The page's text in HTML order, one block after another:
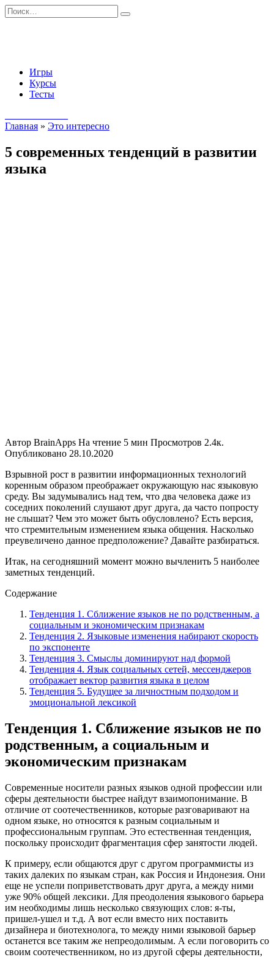
Перейти
к
Search
for:
Игры
Курсы
Тесты
Главная » Это интересно
5 современных тенденций в развитии
языка
Автор BrainApps На чтение 5 мин Просмотров 2.4к.
Опубликовано 28.10.2020
Взрывной рост в развитии информационных технологий
коренным образом преображает окружающую нас языковую
среду. Вы задумывались над тем, что два человека даже из
соседних поколений слушают друг друга, да часто попросту
не слышат? Чем это может быть обусловлено? Есть версия,
что стремительным изменением языка общения. Насколько
преувеличено данное предположение? Давайте разбираться.
Итак, на сегодняшний момент можно вычленить 5 наиболее
заметных тенденций.
Содержание
Тенденция 1. Сближение языков не по родственным, а
социальным и экономическим признакам
Тенденция 2. Языковые изменения набирают скорость
по экспоненте
Тенденция 3. Смыслы доминируют над формой
Тенденция 4. Язык социальных сетей, мессенджеров
отображает вектор развития языка в целом
Тенденция 5. Будущее за личностным подходом и
эмоциональной лексикой
Тенденция 1. Сближение языков не по
родственным, а социальным и
экономическим признакам
Современные носители разных языков одной профессии или
сферы деятельности быстрее найдут взаимопонимание. В
отличие от соотечественников, которые разговаривают на
одном языке, но относятся к разным социальным и
профессиональным группам. Это естественная тенденция,
поскольку происходит фрагментация сфер занятости людей.
К примеру, если общаются друг с другом программисты из
таких далеких по языкам стран, как Россия и Индонезия. Они
еще не успели поприветствовать друг друга, а между ними
уже 90% общей лексики. Для преодоления языкового барьера
им необходимы лишь несколько связующих слов: я-ты,
пришел-ушел и т.д. А вот если вместо них поставить
дизайнера и биотехнолога, то между ними языковой барьер
останется все таким же непреодолимым. А если поговорить со
своим соотечественником, но из другой сферы деятельности,